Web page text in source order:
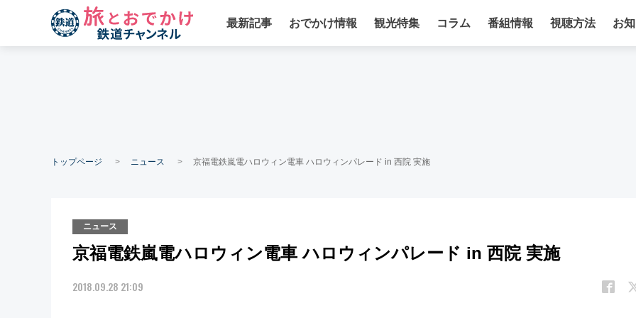
最新記事 おでかけ情報 観光特集 コラム 番組情報 視聴方法 お
トップページ ニュース 京福電鉄嵐電ハロウィン電車 ハロウィンパレード in 西院 実施
ニュース
京福電鉄嵐電ハロウィン電車 ハロウィンパレード in 西院 実施
2018.09.28 21:09